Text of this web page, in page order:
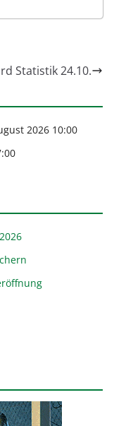
Statistik 24.10.
2026 10:00